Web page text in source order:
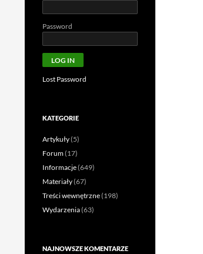
Password
Lost Password
KATEGORIE
Artykuły(5)
Forum(17)
Informacje(649)
Materiały(67)
Treści wewnętrzne(198)
Wydarzenia(63)
NAJNOWSZE KOMENTARZE